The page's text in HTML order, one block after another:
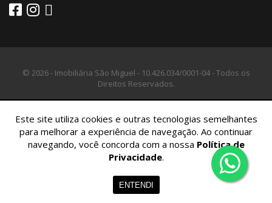
Imóveis Menu
© 2026 - Imobiliária São Miguel - 10.426.034/0001-04 -Todos os
Direitos Reservados.
Este site utiliza cookies e outras tecnologias semelhantes
para melhorar a experiência de navegação. Ao continuar
navegando, você concorda com a nossa Política de
Privacidade.
ENTENDI